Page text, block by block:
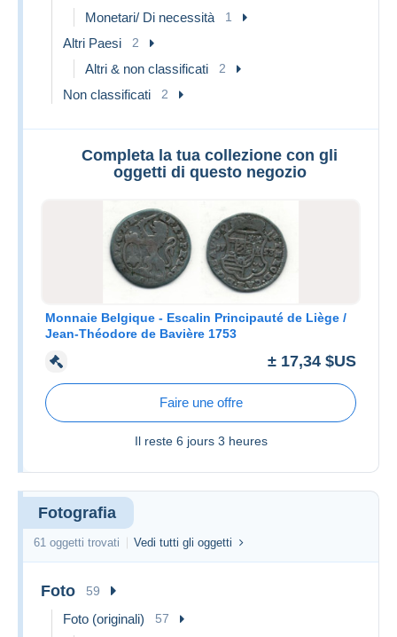
Monetari/ Di necessità 1
Altri Paesi 2
Altri & non classificati 2
Non classificati 2
Completa la tua collezione con gli
oggetti di questo negozio
Monnaie Belgique - Escalin Principauté de Liège /
Jean-Théodore de Bavière 1753
± 17,34 $US
Faire une offre
Il reste 6 jours 3 heures
Fotografia
61 oggetti trovati Vedi tutti gli oggetti
Foto 59
Foto (originali) 57